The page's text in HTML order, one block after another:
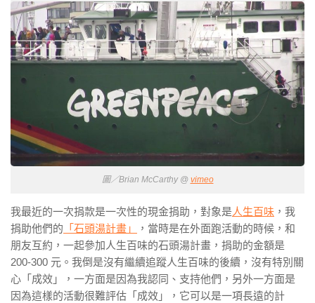
圖／Brian McCarthy @ vimeo
我最近的一次捐款是一次性的現金捐助，對象是人生百味 ，我
捐助他們的 「石頭湯計畫」
，當時是在外面跑活動的時候，和
朋友互約，一起參加人生百味的石頭湯計畫，捐助的金額是
200-300 元。我倒是沒有繼續追蹤人生百味的後續，沒有特別關
心「成效」，一方面是因為我認同、支持他們，另外一方面是
因為這樣的活動很難評估「成效」
，它可以是一項長遠的計